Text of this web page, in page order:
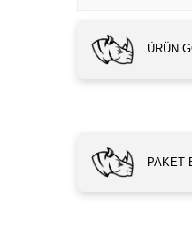
ÜRÜN
PAKET